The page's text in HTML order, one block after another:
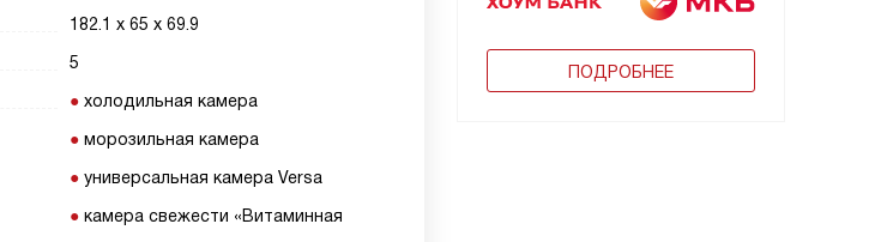
ПОДРОБНЕЕ
182.1 х 65 х 69.9
5
холодильная камера
морозильная камера
универсальная камера Versa
камера свежести «Витаминная